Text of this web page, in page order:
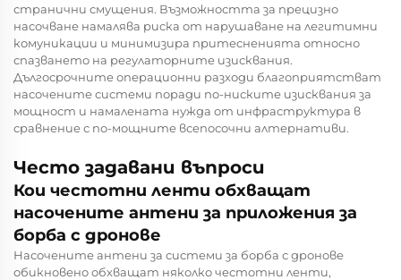
странични смущения. Възможността за прецизно
насочване намалява риска от нарушаване на легитимни
комуникации и минимизира притесненията относно
спазването на регулаторните изисквания.
Дългосрочните операционни разходи благоприятстват
насочените системи поради по-ниските изисквания за
мощност и намалената нужда от инфраструктура в
сравнение с по-мощните всепосочни алтернативи.
Често задавани въпроси
Кои честотни ленти обхващат
насочените антени за приложения за
борба с дронове
Насочените антени за системи за борба с дронове
обикновено обхващат няколко честотни ленти,